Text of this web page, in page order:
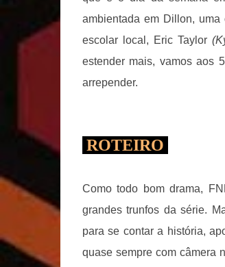
ambientada em Dillon,
escolar local, Eric Taylor
estender mais, vamos aos
arrepender.
ROTEIRO
Como todo bom drama,
grandes trunfos da série.
para se contar a história,
quase sempre com câmera